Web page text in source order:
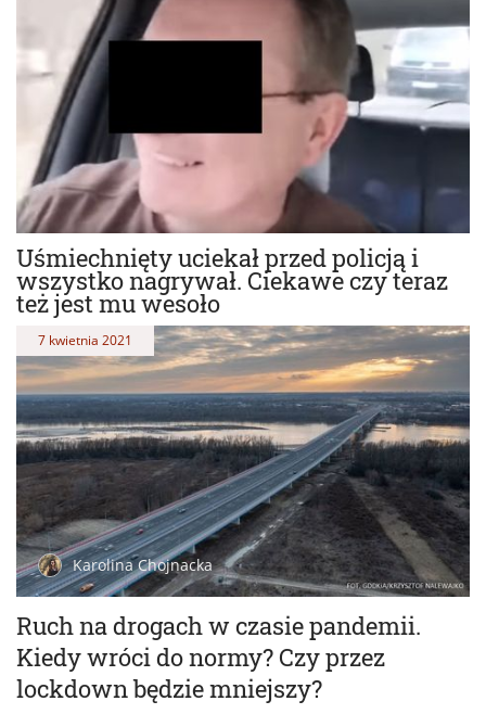
Uśmiechnięty uciekał przed policją i
wszystko nagrywał. Ciekawe czy teraz
też jest mu wesoło
Ruch na drogach w czasie pandemii.
Kiedy wróci do normy? Czy przez
lockdown będzie mniejszy?
7 kwietnia 2021
Karolina Chojnacka